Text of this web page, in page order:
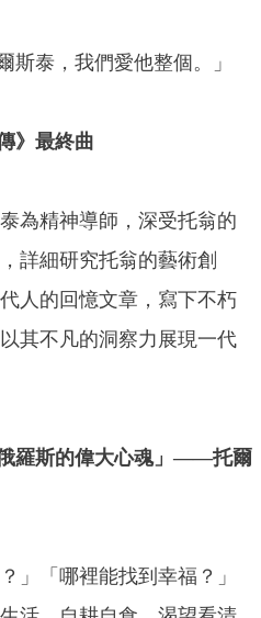
斯泰，我們愛他整個。」
》最終曲
為精神導師，深受托翁的
詳細研究托翁的藝術創
人的回憶文章，寫下不朽
其不凡的洞察力展現一代
羅斯的偉大心魂」——托爾
」「哪裡能找到幸福？」